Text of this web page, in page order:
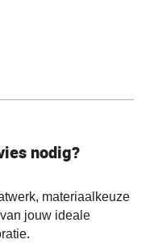
nodig?
materiaalkeuze
jouw ideale